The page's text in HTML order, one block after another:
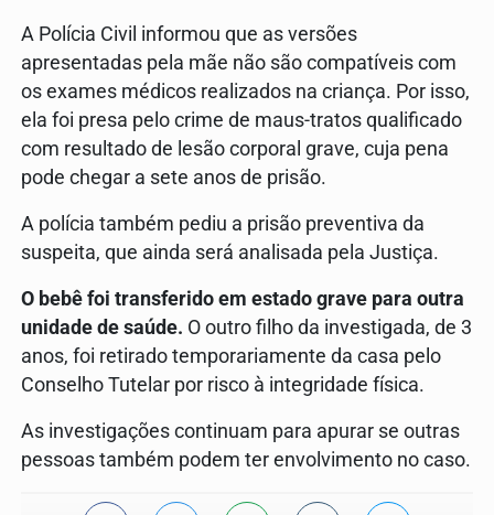
A Polícia Civil informou que as versões
apresentadas pela mãe não são compatíveis com
os exames médicos realizados na criança. Por isso,
ela foi presa pelo crime de maus-tratos qualificado
com resultado de lesão corporal grave, cuja pena
pode chegar a sete anos de prisão.
A polícia também pediu a prisão preventiva da
suspeita, que ainda será analisada pela Justiça.
O bebê foi transferido em estado grave para outra
unidade de saúde. O outro filho da investigada, de 3
anos, foi retirado temporariamente da casa pelo
Conselho Tutelar por risco à integridade física.
As investigações continuam para apurar se outras
pessoas também podem ter envolvimento no caso.